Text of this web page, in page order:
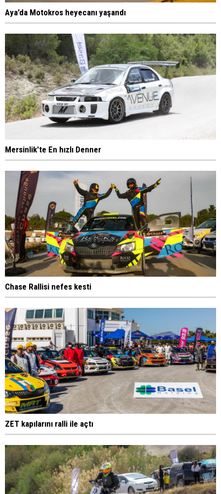
Aya’da Motokros heyecanı yaşandı
Mersinlik'te En hızlı Denner
Chase Rallisi nefes kesti
ZET kapılarını ralli ile açtı